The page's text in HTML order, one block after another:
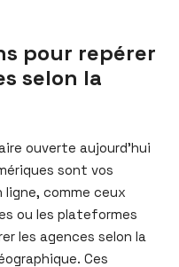
pour repérer
selon la
ouverte aujourd’hui
sont vos
ligne, comme ceux
ou les plateformes
les agences selon la
Ces